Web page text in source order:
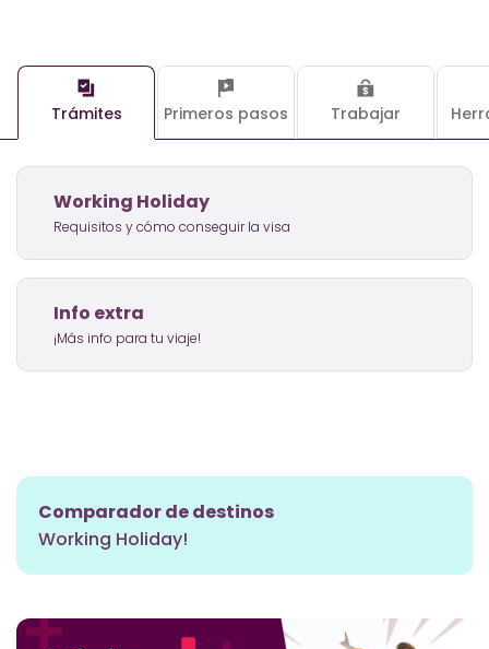
Trámites Primeros pasos Trabajar
Working Holiday
Requisitos y cómo conseguir la visa
Info extra
¡Más info para tu viaje!
Comparador de destinos
Working Holiday!